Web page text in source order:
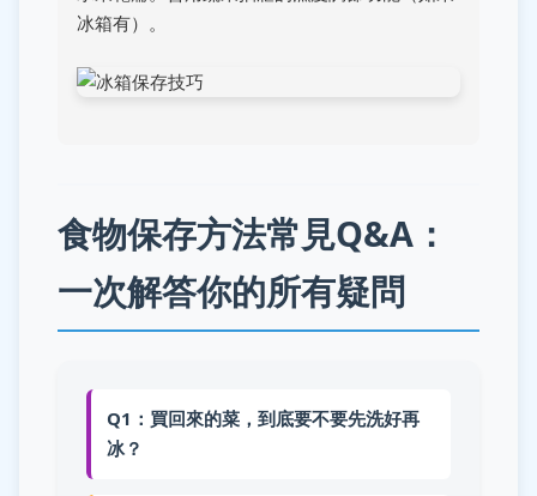
冰箱有）。
食物保存方法常見Q&A：
一次解答你的所有疑問
Q1：買回來的菜，到底要不要先洗好再
冰？